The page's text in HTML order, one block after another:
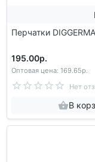
Перчатки
195.00р.
Оптовая цена: 169.65р.
Нет
В